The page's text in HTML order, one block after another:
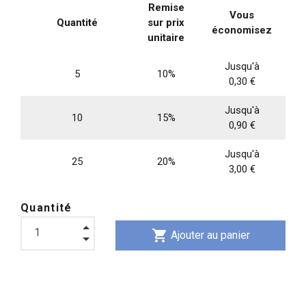
Quantité
Remise
sur prix
unitaire
Vous
économisez
5 10%
Jusqu'à
0,30 €
10 15%
Jusqu'à
0,90 €
25 20%
Jusqu'à
3,00 €
Quantité
shopping_cart Ajouter au panier